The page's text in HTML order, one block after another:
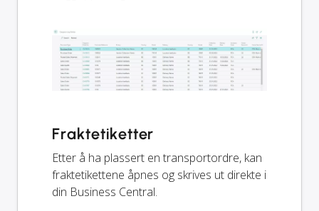
Fraktetiketter
Etter å ha plassert en transportordre, kan
fraktetikettene åpnes og skrives ut direkte i
din Business Central.